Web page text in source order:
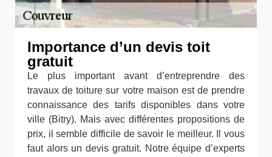
Importance d’un devis toit
gratuit
Le plus important avant d’entreprendre des
travaux de toiture sur votre maison est de prendre
connaissance des tarifs disponibles dans votre
ville (Bitry). Mais avec différentes propositions de
prix, il semble difficile de savoir le meilleur. Il vous
faut alors un devis gratuit. Notre équipe d’experts